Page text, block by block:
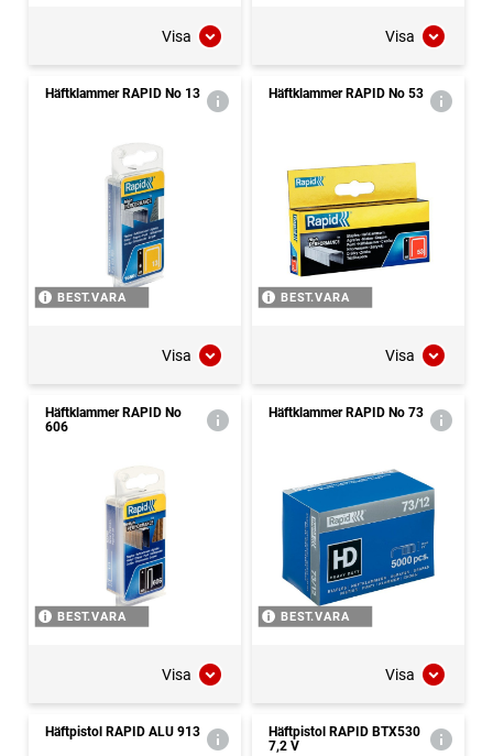
Visa Visa
Häftklammer RAPID No 13
BEST.VARA
Visa
Häftklammer RAPID No 53
BEST.VARA
Visa
Häftklammer RAPID No
606
BEST.VARA
Visa
Häftklammer RAPID No 73
BEST.VARA
Visa
Häftpistol RAPID ALU 913
Häftpistol RAPID BTX530
7,2 V